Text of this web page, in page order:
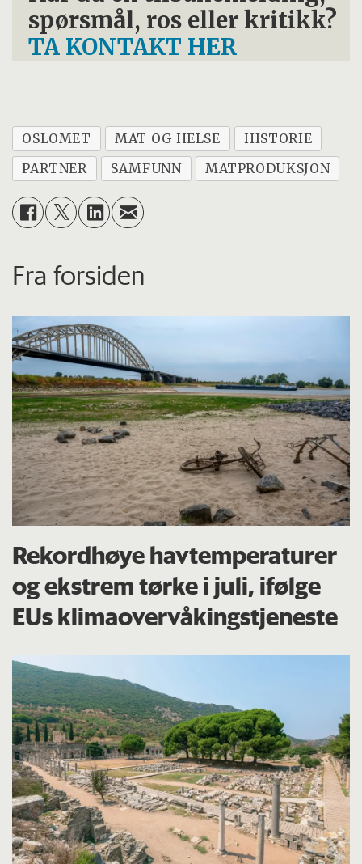
spørsmål, ros eller kritikk?
TA KONTAKT HER
OSLOMET MAT OG HELSE
HISTORIE
PARTNER
SAMFUNN MATPRODUKSJON
Fra forsiden
Rekordhøye havtemperaturer
og ekstrem tørke i juli, ifølge
EUs klima­overvåkings­tjeneste